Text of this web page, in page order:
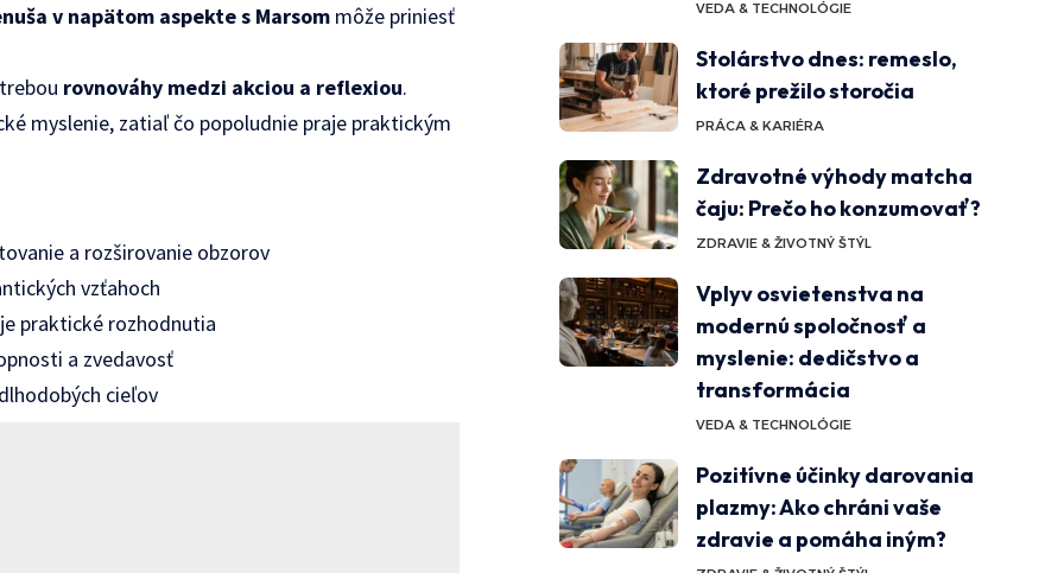
v napätom aspekte s Marsom môže priniesť
rovnováhy medzi akciou a reflexiou.
myslenie, zatiaľ čo popoludnie praje praktickým
a rozširovanie obzorov
vzťahoch
praktické rozhodnutia
a zvedavosť
cieľov
VEDA & TECHNOLÓGIE
Stolárstvo dnes: remeslo,
ktoré prežilo storočia
PRÁCA & KARIÉRA
Zdravotné výhody matcha
čaju: Prečo ho konzumovať?
ZDRAVIE & ŽIVOTNÝ ŠTÝL
Vplyv osvietenstva na
modernú spoločnosť a
myslenie: dedičstvo a
transformácia
VEDA & TECHNOLÓGIE
Pozitívne účinky darovania
plazmy: Ako chráni vaše
zdravie a pomáha iným?